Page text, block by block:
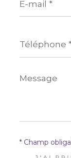
*
*
Message
*
* Champ